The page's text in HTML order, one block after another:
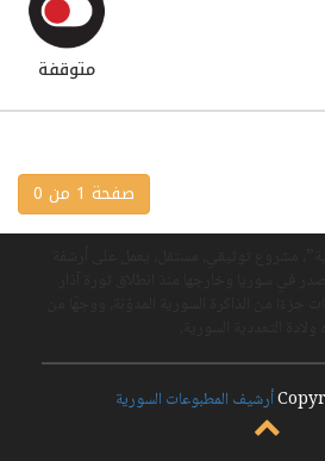
متوقفة
صفحة 1 من 0
أرشيف المطبوعات السورية